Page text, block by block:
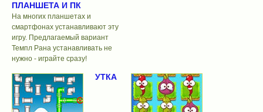
ПЛАНШЕТА И ПК
На многих планшетах и
смартфонах устанавливают эту
игру. Предлагаемый вариант
Темпл Рана устанавливать не
нужно - играйте сразу!
УТКА